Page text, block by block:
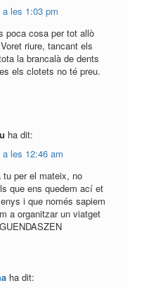
les 1:03 pm
poca cosa per tot allò
riure, tancant els
la brancalà de dents
els clotets no té preu.
ha dit:
les 12:46 am
tu per el mateix, no
que ens quedem ací et
i que només sapiem
a organitzar un viatget
ha dit: